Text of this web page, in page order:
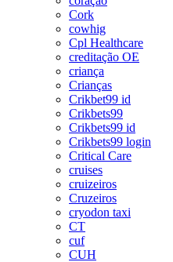
Cork
cowhig
Cpl Healthcare
creditação OE
criança
Crianças
Crikbet99 id
Crikbets99
Crikbets99 id
Crikbets99 login
Critical Care
cruises
cruizeiros
Cruzeiros
cryodon taxi
CT
cuf
CUH